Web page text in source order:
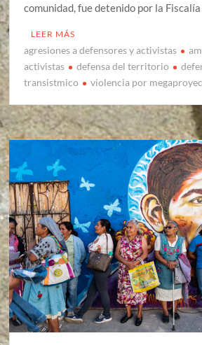
comunidad, fue detenido por la
LEER MÁS
agresiones a defensores y activistas
activistas
defensa del territorio
transistmico
violencia por